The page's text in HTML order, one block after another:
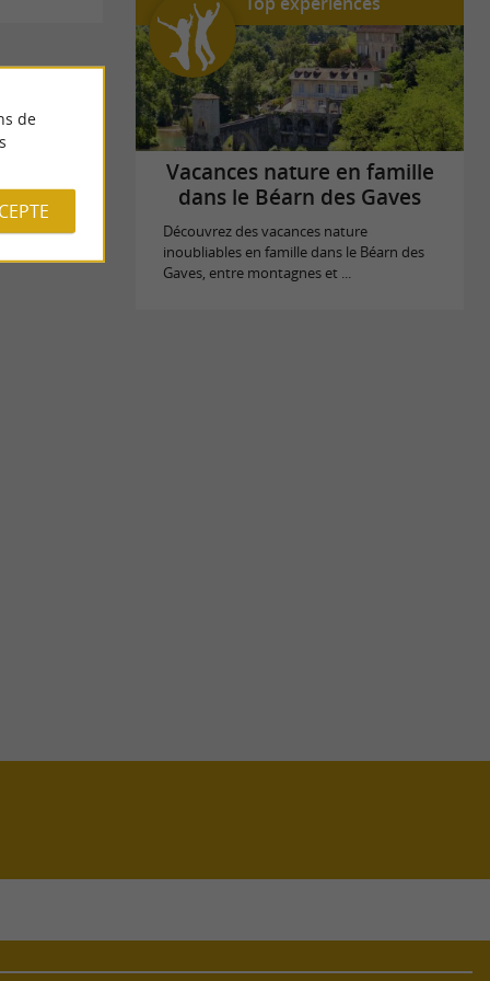
Vacances nature en famille
dans le Béarn des Gaves
Découvrez des vacances nature
inoubliables en famille dans le Béarn des
Gaves, entre montagnes et ...
de